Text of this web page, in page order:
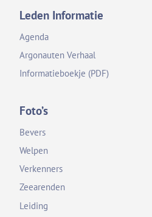
Leden Informatie
Agenda
Argonauten Verhaal
Informatieboekje (PDF)
Foto’s
Bevers
Welpen
Verkenners
Zeearenden
Leiding